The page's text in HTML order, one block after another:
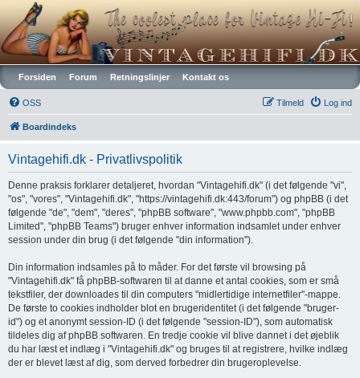
Vintagehifi.dk
Forsiden Forum Retningslinjer Kontakt os
OSS Log ind
Tilmeld
Boardindeks
Vintagehifi.dk - Privatlivspolitik
Denne praksis forklarer detaljeret, hvordan "Vintagehifi.dk" (i det følgende "vi",
"os", "vores", "Vintagehifi.dk", "https://vintagehifi.dk:443/forum") og phpBB (i det
følgende "de", "dem", "deres", "phpBB software", "www.phpbb.com", "phpBB
Limited", "phpBB Teams") bruger enhver information indsamlet under enhver
session under din brug (i det følgende "din information").
Din information indsamles på to måder. For det første vil browsing på
"Vintagehifi.dk" få phpBB-softwaren til at danne et antal cookies, som er små
tekstfiler, der downloades til din computers "midlertidige internetfiler"-mappe.
De første to cookies indholder blot en brugeridentitet (i det følgende "bruger-
id") og et anonymt session-ID (i det følgende "session-ID"), som automatisk
tildeles dig af phpBB softwaren. En tredje cookie vil blive dannet i det øjeblik
du har læst et indlæg i "Vintagehifi.dk" og bruges til at registrere, hvilke indlæg
der er blevet læst af dig, som derved forbedrer din brugeroplevelse.